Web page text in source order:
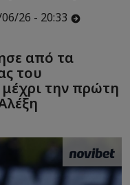
26 - 20:33
από τα
του
την πρώτη